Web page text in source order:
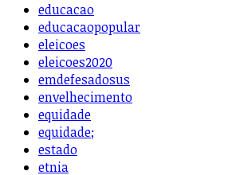
educacao
educacaopopular
eleicoes
eleicoes2020
emdefesadosus
envelhecimento
equidade
equidade;
estado
etnia